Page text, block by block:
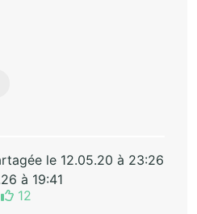
le 12.05.20 à 23:26
à 19:41
12